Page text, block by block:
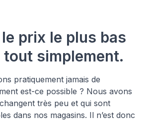
prix le plus bas
simplement.
pratiquement jamais de
est-ce possible ? Nous avons
très peu et qui sont
dans nos magasins. Il n’est donc